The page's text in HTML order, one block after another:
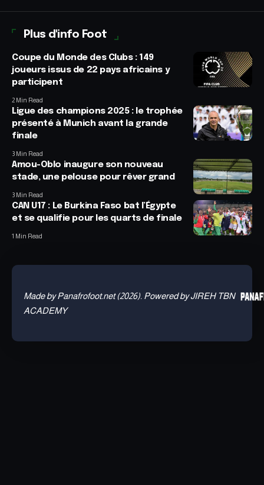
Plus d'info Foot
Coupe du Monde des Clubs : 149
joueurs issus de 22 pays africains y
participent
2 Min Read
Ligue des champions 2025 : le trophée
présenté à Munich avant la grande
finale
3 Min Read
Amou-Oblo inaugure son nouveau
stade, une pelouse pour rêver grand
3 Min Read
CAN U17 : Le Burkina Faso bat l’Égypte
et se qualifie pour les quarts de finale
1 Min Read
Made by Panafrofoot.net (2026). Powered by JIREH TBN
ACADEMY